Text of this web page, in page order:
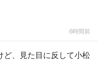
6時間前
ど、見た目に反して小松